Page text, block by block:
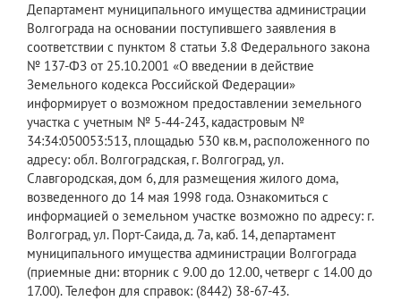
Департамент муниципального имущества администрации
Волгограда на основании поступившего заявления в
соответствии с пунктом 8 статьи 3.8 Федерального закона
№ 137-ФЗ от 25.10.2001 «О введении в действие
Земельного кодекса Российской Федерации»
информирует о возможном предоставлении земельного
участка с учетным № 5-44-243, кадастровым №
34:34:050053:513, площадью 530 кв.м, расположенного по
адресу: обл. Волгоградская, г. Волгоград, ул.
Славгородская, дом 6, для размещения жилого дома,
возведенного до 14 мая 1998 года. Ознакомиться с
информацией о земельном участке возможно по адресу: г.
Волгоград, ул. Порт-Саида, д. 7а, каб. 14, департамент
муниципального имущества администрации Волгограда
(приемные дни: вторник с 9.00 до 12.00, четверг с 14.00 до
17.00). Телефон для справок: (8442) 38-67-43.